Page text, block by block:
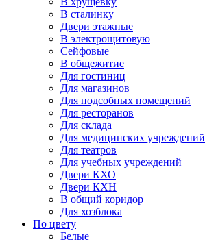
В сталинку
Двери этажные
В электрощитовую
Сейфовые
В общежитие
Для гостиниц
Для магазинов
Для подсобных помещений
Для ресторанов
Для склада
Для медицинских учреждений
Для театров
Для учебных учреждений
Двери КХО
Двери КХН
В общий коридор
Для хозблока
По цвету
Белые